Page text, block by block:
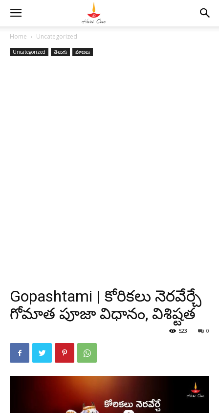
Home Uncategorized
Uncategorized తెలుగు పూజలు
Gopashtami | కోరికలు నెరవేర్చే
గోమాత పూజా విధానం, విశిష్టత
0
523